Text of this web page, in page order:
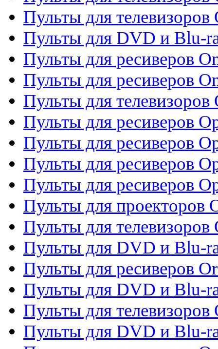
Пульты для телевизоров
Пульты для DVD и Blu-
Пульты для ресиверов
Пульты для ресиверов
Пульты для телевизоров
Пульты для ресиверов
Пульты для ресиверов
Пульты для ресиверов
Пульты для ресиверов
Пульты для проекторов
Пульты для телевизоров
Пульты для DVD и Blu-
Пульты для ресиверов
Пульты для DVD и Blu-
Пульты для телевизоров
Пульты для DVD и Blu-